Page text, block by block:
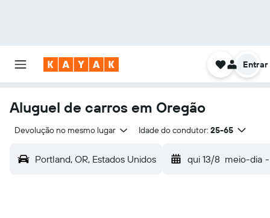
Entrar
Aluguel de carros em Oregão
Devolução no mesmo lugar Idade do condutor: 25-65
Portland, OR, Estados Unidos qui 13/8 meio-dia -